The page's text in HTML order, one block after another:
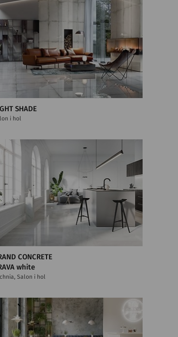
SHADE
i hol
CONCRETE
white
Salon i hol